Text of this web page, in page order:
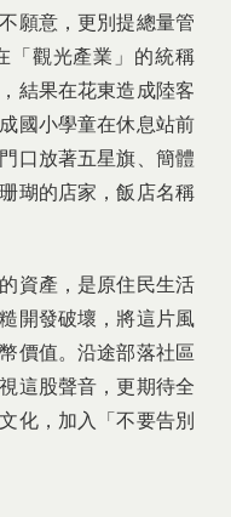
願意，更別提總量管
「觀光產業」的統稱
結果在花東造成陸客
國小學童在休息站前
口放著五星旗、簡體
瑚的店家，飯店名稱
資產，是原住民生活
開發破壞，將這片風
價值。沿途部落社區
這股聲音，更期待全
化，加入「不要告別